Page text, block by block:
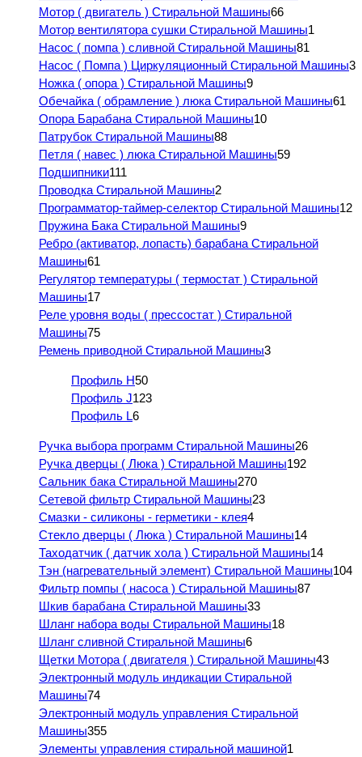
Мотор ( двигатель ) Стиральной Машины66
Мотор вентилятора сушки Стиральной Машины1
Насос ( помпа ) сливной Стиральной Машины81
Насос ( Помпа ) Циркуляционный Стиральной Машины3
Ножка ( опора ) Стиральной Машины9
Обечайка ( обрамление ) люка Стиральной Машины61
Опора Барабана Стиральной Машины10
Патрубок Стиральной Машины88
Петля ( навес ) люка Стиральной Машины59
Подшипники111
Проводка Стиральной Машины2
Программатор-таймер-селектор Стиральной Машины12
Пружина Бака Стиральной Машины9
Ребро (активатор, лопасть) барабана Стиральной
Машины61
Регулятор температуры ( термостат ) Стиральной
Машины17
Реле уровня воды ( прессостат ) Стиральной
Машины75
Ремень приводной Стиральной Машины3
Профиль H50
Профиль J123
Профиль L6
Ручка выбора программ Стиральной Машины26
Ручка дверцы ( Люка ) Стиральной Машины192
Сальник бака Стиральной Машины270
Сетевой фильтр Стиральной Машины23
Смазки - силиконы - герметики - клея4
Стекло дверцы ( Люка ) Стиральной Машины14
Таходатчик ( датчик хола ) Стиральной Машины14
Тэн (нагревательный элемент) Стиральной Машины104
Фильтр помпы ( насоса ) Стиральной Машины87
Шкив барабана Стиральной Машины33
Шланг набора воды Стиральной Машины18
Шланг сливной Стиральной Машины6
Щетки Мотора ( двигателя ) Стиральной Машины43
Электронный модуль индикации Стиральной
Машины74
Электронный модуль управления Стиральной
Машины355
Элементы управления стиральной машиной1